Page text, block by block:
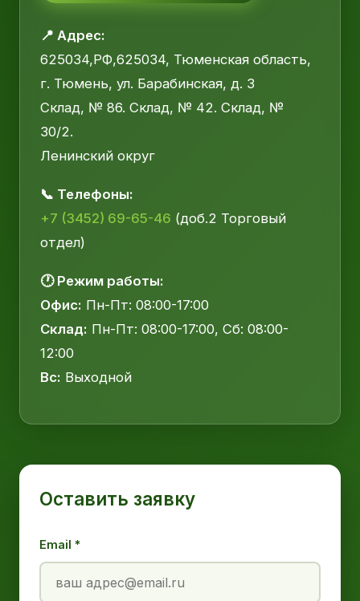
📍 Адрес:
625034,РФ,625034, Тюменская область,
г. Тюмень, ул. Барабинская, д. 3
Склад, № 86. Склад, № 42. Склад, №
30/2.
Ленинский округ
📞 Телефоны:
+7 (3452) 69-65-46 (доб.2 Торговый
отдел)
🕐 Режим работы:
Офис: Пн-Пт: 08:00-17:00
Склад: Пн-Пт: 08:00-17:00, Сб: 08:00-
12:00
Вс: Выходной
Оставить заявку
Email *